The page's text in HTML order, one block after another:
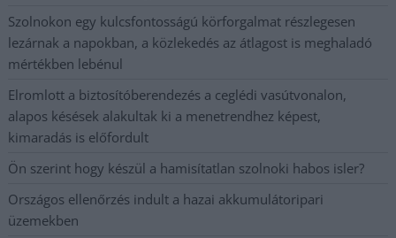
Szolnokon egy kulcsfontosságú körforgalmat részlegesen
lezárnak a napokban, a közlekedés az átlagost is meghaladó
mértékben lebénul
Elromlott a biztosítóberendezés a ceglédi vasútvonalon,
alapos késések alakultak ki a menetrendhez képest,
kimaradás is előfordult
Ön szerint hogy készül a hamisítatlan szolnoki habos isler?
Országos ellenőrzés indult a hazai akkumulátoripari
üzemekben